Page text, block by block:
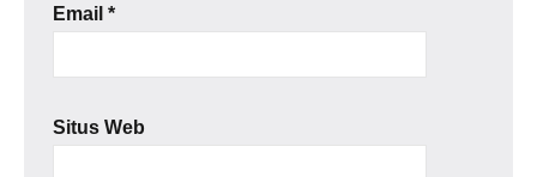
Email *
Situs Web